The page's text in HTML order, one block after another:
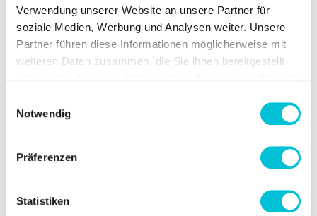
Verwendung unserer Website an unsere Partner für
soziale Medien, Werbung und Analysen weiter. Unsere
Partner führen diese Informationen möglicherweise mit
weiteren Daten zusammen, die Sie ihnen bereitgestellt
Notwendig
Präferenzen
Statistiken
Nachdrucken
Verzögerungen
unnötigen Abstimmungsschleifen
Ein sauber aufgesetzter Farbworkflow spart:
Zeit
Nerven